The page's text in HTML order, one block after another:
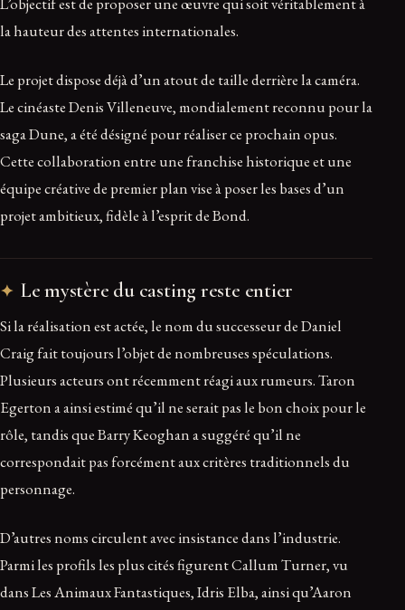
la hauteur des attentes internationales.
Le projet dispose déjà d’un atout de taille derrière la caméra.
Le cinéaste Denis Villeneuve, mondialement reconnu pour la
saga Dune, a été désigné pour réaliser ce prochain opus.
Cette collaboration entre une franchise historique et une
équipe créative de premier plan vise à poser les bases d’un
projet ambitieux, fidèle à l’esprit de Bond.
Le mystère du casting reste entier
Si la réalisation est actée, le nom du successeur de Daniel
Craig fait toujours l’objet de nombreuses spéculations.
Plusieurs acteurs ont récemment réagi aux rumeurs. Taron
Egerton a ainsi estimé qu’il ne serait pas le bon choix pour le
rôle, tandis que Barry Keoghan a suggéré qu’il ne
correspondait pas forcément aux critères traditionnels du
personnage.
D’autres noms circulent avec insistance dans l’industrie.
Parmi les profils les plus cités figurent Callum Turner, vu
dans Les Animaux Fantastiques, Idris Elba, ainsi qu’Aaron